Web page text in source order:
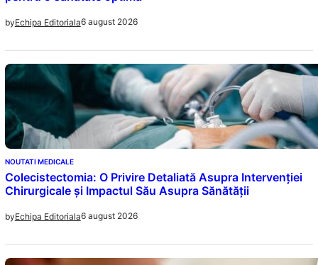
byEchipa Editoriala6 august 2026
NOUTATI MEDICALE
Colecistectomia: O Privire Detaliată Asupra Intervenției
Chirurgicale și Impactul Său Asupra Sănătății
byEchipa Editoriala6 august 2026